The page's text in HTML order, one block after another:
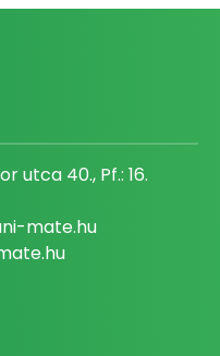
utca 40., Pf.: 16.
mate.hu